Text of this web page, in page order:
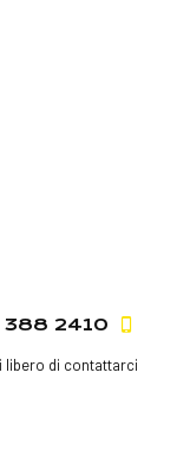
388 2410
libero di contattarci